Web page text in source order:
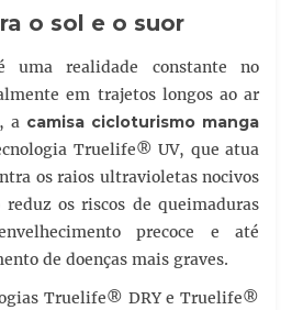
o sol e o suor
uma realidade constante no
em trajetos longos ao ar
a camisa cicloturismo manga
Truelife® UV, que atua
os raios ultravioletas nocivos
reduz os riscos de queimaduras
precoce e até
de doenças mais graves.
Truelife® DRY e Truelife®